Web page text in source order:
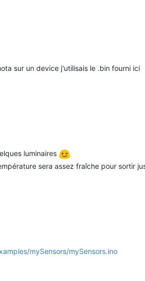
sur un device j'utilisais le .bin fourni ici
luminaires
sera assez fraîche pour sortir
mySensors/mySensors.ino